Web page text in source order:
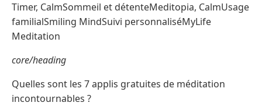
Timer, CalmSommeil et détenteMeditopia, CalmUsage
familialSmiling MindSuivi personnaliséMyLife
Meditation
core/heading
Quelles sont les 7 applis gratuites de méditation
incontournables ?